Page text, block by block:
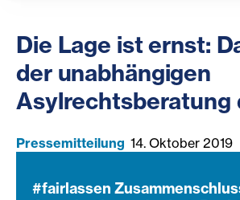
Die Lage ist ernst:
der unabhängigen
Asylrechtsberatung
Pressemitteilung 14. Oktober 2019
#fairlassen